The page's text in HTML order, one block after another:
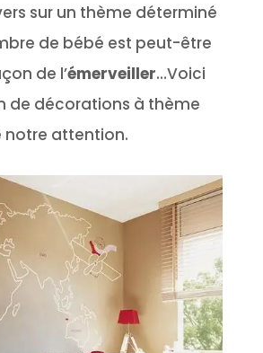
sur un thème déterminé
de bébé est peut-être
de l’émerveiller…Voici
de décorations à thème
notre attention.